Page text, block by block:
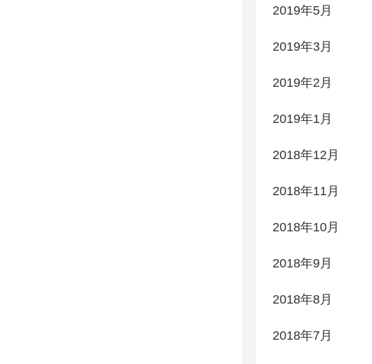
2019年5月
2019年3月
2019年2月
2019年1月
2018年12月
2018年11月
2018年10月
2018年9月
2018年8月
2018年7月